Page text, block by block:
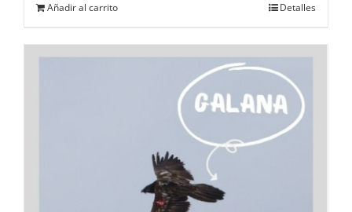
Añadir al carrito Detalles